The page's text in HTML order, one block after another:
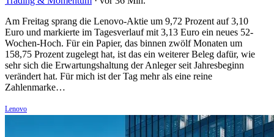
Am Freitag sprang die Lenovo-Aktie um 9,72 Prozent auf 3,10
Euro und markierte im Tagesverlauf mit 3,13 Euro ein neues 52-
Wochen-Hoch. Für ein Papier, das binnen zwölf Monaten um
158,75 Prozent zugelegt hat, ist das ein weiterer Beleg dafür, wie
sehr sich die Erwartungshaltung der Anleger seit Jahresbeginn
verändert hat. Für mich ist der Tag mehr als eine reine
Zahlenmarke…
Lenovo